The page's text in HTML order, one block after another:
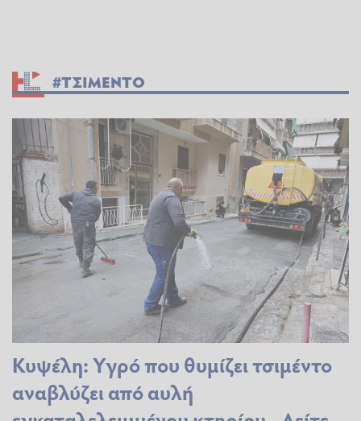
#ΤΣΙΜΕΝΤΟ
Κυψέλη: Υγρό που θυμίζει τσιμέντο
αναβλύζει από αυλή